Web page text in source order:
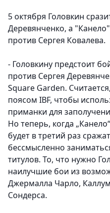
5 октября Головкин
Деревянченко, а
против Сергея Ковалева.
- Головкину предстоит
против Сергея
Square Garden.
поясом IBF, чтобы
приманки для
Но теперь, когда
будет в третий раз
бессмысленно
титулов. То, что нужно
наилучшие бои из
Джермалла Чарло,
Сондерса.